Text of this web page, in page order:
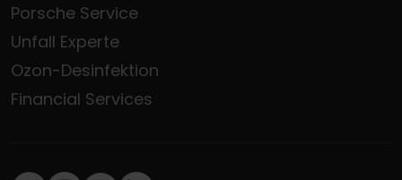
Porsche Service
Unfall Experte
Ozon-Desinfektion
Financial Services